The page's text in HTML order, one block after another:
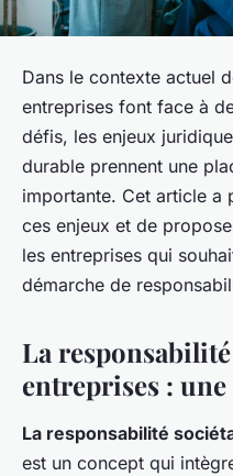
Dans le contexte actuel
entreprises font face à
défis, les enjeux
durable prennent une
importante. Cet article a
ces enjeux et de
les entreprises qui
démarche de
La
entreprises :
La responsabilité
est un concept qui